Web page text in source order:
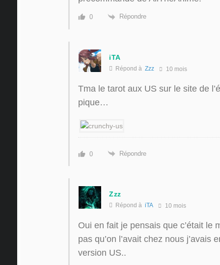
0 Répondre
iTA
Répond à Zzz 10 mois
Tma le tarot aux US sur le site de
pique…
0 Répondre
Zzz
Répond à iTA 10 mois
Oui en fait je pensais que c’était le
pas qu’on l’avait chez nous j’avais
version US..